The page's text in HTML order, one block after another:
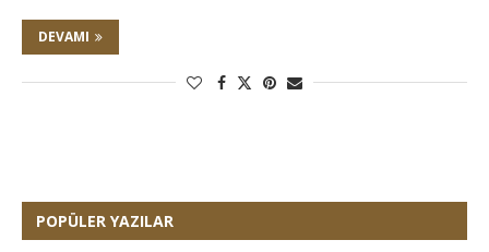
DEVAMI
POPÜLER YAZILAR